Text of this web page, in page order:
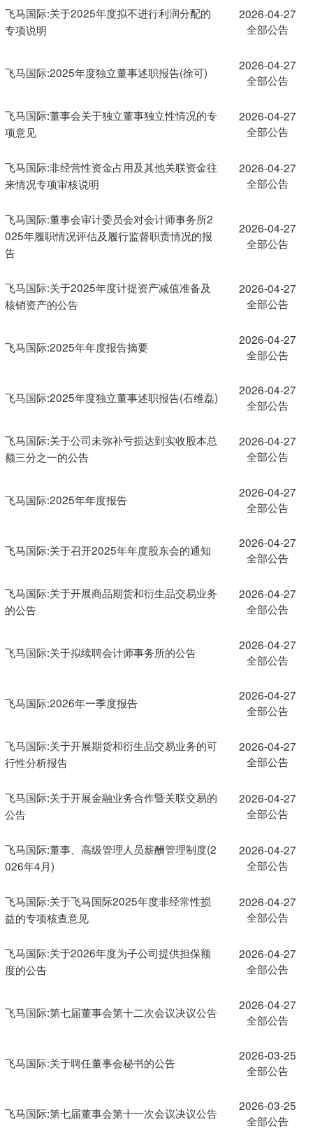
飞马国际:关于2025年度拟不进行利润分配的
专项说明
2026-04-27
全部公告
飞马国际:2025年度独立董事述职报告(徐可)
2026-04-27
全部公告
飞马国际:董事会关于独立董事独立性情况的专
项意见
2026-04-27
全部公告
飞马国际:非经营性资金占用及其他关联资金往
来情况专项审核说明
2026-04-27
全部公告
飞马国际:董事会审计委员会对会计师事务所2
025年履职情况评估及履行监督职责情况的报
告
2026-04-27
全部公告
飞马国际:关于2025年度计提资产减值准备及
核销资产的公告
2026-04-27
全部公告
飞马国际:2025年年度报告摘要
2026-04-27
全部公告
飞马国际:2025年度独立董事述职报告(石维磊)
2026-04-27
全部公告
飞马国际:关于公司未弥补亏损达到实收股本总
额三分之一的公告
2026-04-27
全部公告
飞马国际:2025年年度报告
2026-04-27
全部公告
飞马国际:关于召开2025年年度股东会的通知
2026-04-27
全部公告
飞马国际:关于开展商品期货和衍生品交易业务
的公告
2026-04-27
全部公告
飞马国际:关于拟续聘会计师事务所的公告
2026-04-27
全部公告
飞马国际:2026年一季度报告
2026-04-27
全部公告
飞马国际:关于开展期货和衍生品交易业务的可
行性分析报告
2026-04-27
全部公告
飞马国际:关于开展金融业务合作暨关联交易的
公告
2026-04-27
全部公告
飞马国际:董事、高级管理人员薪酬管理制度(2
026年4月)
2026-04-27
全部公告
飞马国际:关于飞马国际2025年度非经常性损
益的专项核查意见
2026-04-27
全部公告
飞马国际:关于2026年度为子公司提供担保额
度的公告
2026-04-27
全部公告
飞马国际:第七届董事会第十二次会议决议公告
2026-04-27
全部公告
飞马国际:关于聘任董事会秘书的公告
2026-03-25
全部公告
飞马国际:第七届董事会第十一次会议决议公告
2026-03-25
全部公告